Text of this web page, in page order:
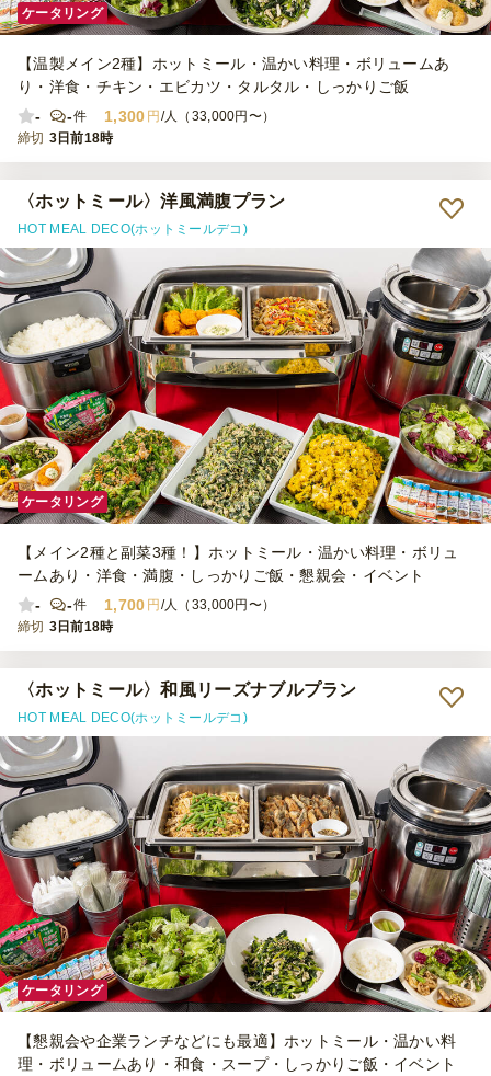
ケータリング
【温製メイン2種】ホットミール・温かい料理・ボリュームあ
り・洋食・チキン・エビカツ・タルタル・しっかりご飯
-
-件 1,300 円 /人（33,000円〜）
締切 3日前18時
〈ホットミール〉洋風満腹プラン
HOT MEAL DECO(ホットミールデコ)
ケータリング
【メイン2種と副菜3種！】ホットミール・温かい料理・ボリュ
ームあり・洋食・満腹・しっかりご飯・懇親会・イベント
-
-件 1,700 円 /人（33,000円〜）
締切 3日前18時
〈ホットミール〉和風リーズナブルプラン
HOT MEAL DECO(ホットミールデコ)
ケータリング
【懇親会や企業ランチなどにも最適】ホットミール・温かい料
理・ボリュームあり・和食・スープ・しっかりご飯・イベント